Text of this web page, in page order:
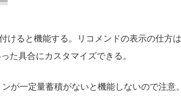
ると機能する。リコメンドの表示の仕方
た具合にカスタマイズできる。
が一定量蓄積がないと機能しないので注意。